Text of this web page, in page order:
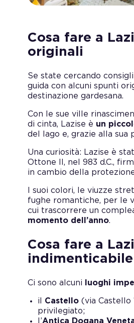
Cosa fare a
originali
Se state cercando consigli
guida con alcuni spunti
destinazione gardesana.
Con le sue ville
di cinta, Lazise è un
del lago e, grazie alla sua
Una curiosità: Lazise è
Ottone II, nel 983 d.C.,
in cambio della
I suoi colori, le viuzze
fughe romantiche, per le
cui trascorrere un
momento dell’anno.
Cosa fare a
indimenticabile
Ci sono alcuni luoghi
il Castello (via Castello
privilegiato;
l’Antica Dogana